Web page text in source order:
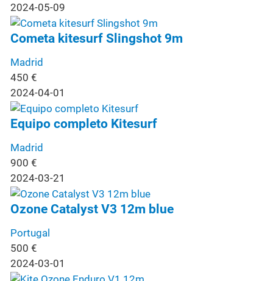
2024-05-09
Cometa kitesurf Slingshot 9m
Madrid
450 €
2024-04-01
Equipo completo Kitesurf
Madrid
900 €
2024-03-21
Ozone Catalyst V3 12m blue
Portugal
500 €
2024-03-01